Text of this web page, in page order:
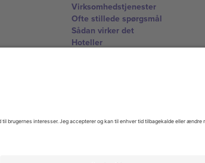
Virksomhedstjenester
Ofte stillede spørgsmål
Sådan virker det
Hoteller